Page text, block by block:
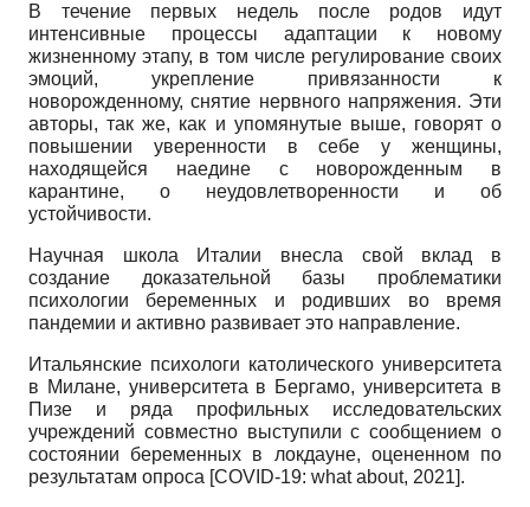
В течение первых недель после родов идут
интенсивные процессы адаптации к новому
жизненному этапу, в том числе регулирование своих
эмоций, укрепление привязанности к
новорожденному, снятие нервного напряжения. Эти
авторы, так же, как и упомянутые выше, говорят о
повышении уверенности в себе у женщины,
находящейся наедине с новорожденным в
карантине, о неудовлетворенности и об
устойчивости.
Научная школа Италии внесла свой вклад в
создание доказательной базы проблематики
психологии беременных и родивших во время
пандемии и активно развивает это направление.
Итальянские психологи католического университета
в Милане, университета в Бергамо, университета в
Пизе и ряда профильных исследовательских
учреждений совместно выступили с сообщением о
состоянии беременных в локдауне, оцененном по
результатам опроса [COVID-19: what about, 2021].